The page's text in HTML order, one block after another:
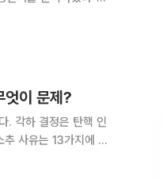
이 문제?
. 각하 결정은 탄핵 인
사유는 13가지에 달